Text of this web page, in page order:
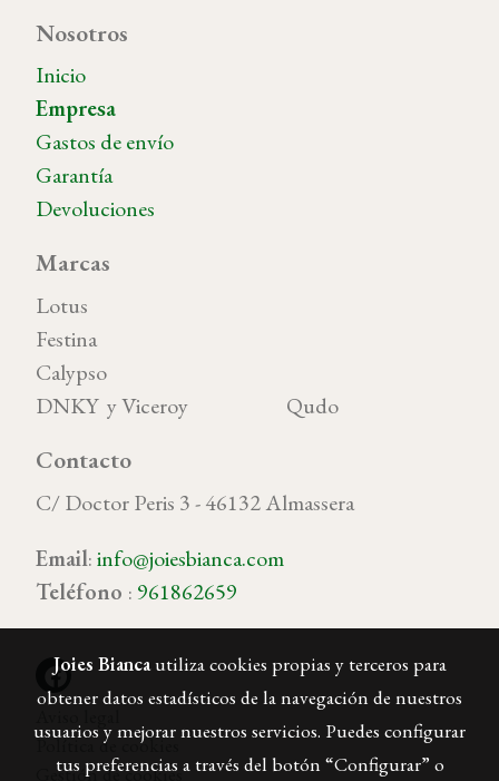
Nosotros
Inicio
Empresa
Gastos de envío
Garantía
Devoluciones
Marcas
Lotus
Festina
Calypso
DNKY y Viceroy Qudo
Contacto
C/ Doctor Peris 3 - 46132 Almassera
Email:info@joiesbianca.com
Teléfono : 961862659
Política de cookies
Gestión de cookies
Joies Biancautiliza cookies propias y terceros para
obtener datos estadísticos de la navegación de nuestros
usuarios y mejorar nuestros servicios. Puedes configurar
tus preferencias a través del botón “Configurar” o